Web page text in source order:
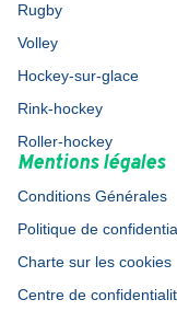
Rugby
Volley
Hockey-sur-glace
Rink-hockey
Roller-hockey
Mentions légales
Conditions Générales
Politique de
Charte sur les cookies
Centre de